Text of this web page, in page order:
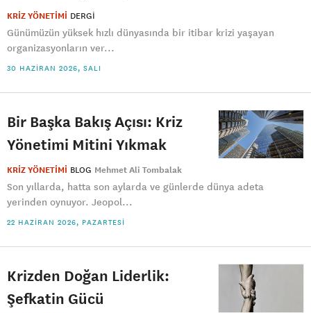
KRİZ YÖNETİMİ DERGI
Günümüzün yüksek hızlı dünyasında bir itibar krizi yaşayan
organizasyonların ver...
30 HAZIRAN 2026, SALI
Bir Başka Bakış Açısı: Kriz
Yönetimi Mitini Yıkmak
KRİZ YÖNETİMİ BLOG Mehmet Ali Tombalak
Son yıllarda, hatta son aylarda ve günlerde dünya adeta
yerinden oynuyor. Jeopol...
22 HAZIRAN 2026, PAZARTESI
Krizden Doğan Liderlik:
Şefkatin Gücü